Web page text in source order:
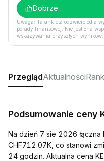
Dobrze
Uwaga: Ta ankieta odzwierciedla
porady finansowej. Nie jest ona
wskazywania przyszłych wyników.
PrzeglądAktualności
Podsumowanie ceny
Na dzień 7 sie 2026 łączna
CHF712.07K, co stanowi
24 godzin. Aktualna cena